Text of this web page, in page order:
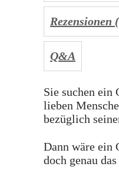
Rezensionen
Q&A
Sie suchen ein
lieben
bezüglich
Dann wäre ein
doch genau